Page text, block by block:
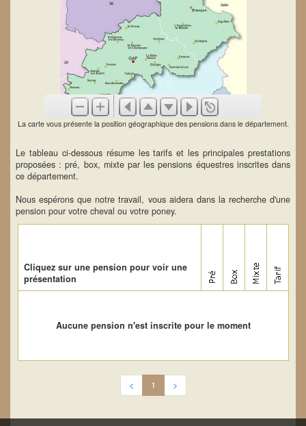
La carte vous présente la position géographique des pensions dans le département.
Le tableau ci-dessous résume les tarifs et les principales prestations
proposées : pré, box, mixte par les pensions équestres inscrites dans
ce département.
Nous espérons que notre travail, vous aidera dans la recherche d'une
pension pour votre cheval ou votre poney.
Cliquez sur une pension pour voir une
présentation
Aucune pension n'est inscrite pour le moment
< 1 >